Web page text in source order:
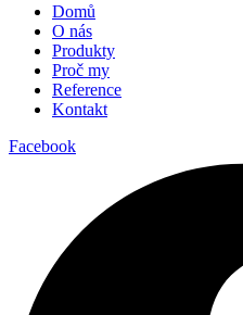
Domů
O nás
Produkty
Proč my
Reference
Kontakt
Facebook